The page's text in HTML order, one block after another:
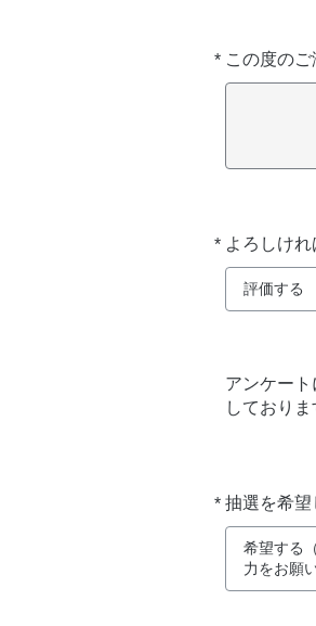
* この度のご
必
須
* よろしけ
必
須
評価する
アンケー
しておりま
* 抽選を希望
必
須
希望する
力をお願